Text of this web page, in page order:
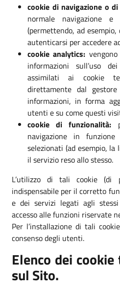
cookie di navigazione o
normale navigazione
(permettendo, ad
autenticarsi per accedere
cookie analytics:
informazioni sull’uso
assimilati ai cookie
direttamente dal
informazioni, in forma
utenti e su come questi
cookie di funzionalità:
navigazione in
selezionati (ad esempio,
il servizio reso allo stesso.
L’utilizzo di tali cookie
indispensabile per il corretto
e dei servizi legati agli
accesso alle funzioni riservate
Per l’installazione di tali
consenso degli utenti.
Elenco dei
sul Sito.